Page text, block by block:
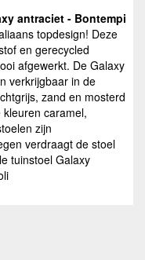
antraciet - Bontempi
topdesign! Deze
en gerecycled
afgewerkt. De Galaxy
verkrijgbaar in de
zand en mosterd
caramel,
zijn
verdraagt de stoel
tuinstoel Galaxy